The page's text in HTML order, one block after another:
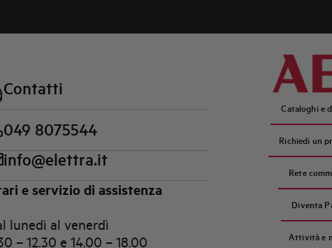
Contatti
049 8075544
info@elettra.it
e servizio di assistenza
lunedì al venerdì
– 12.30 e 14.00 – 18.00
Cataloghi e
Richiedi un
Rete
Diventa
Attività e